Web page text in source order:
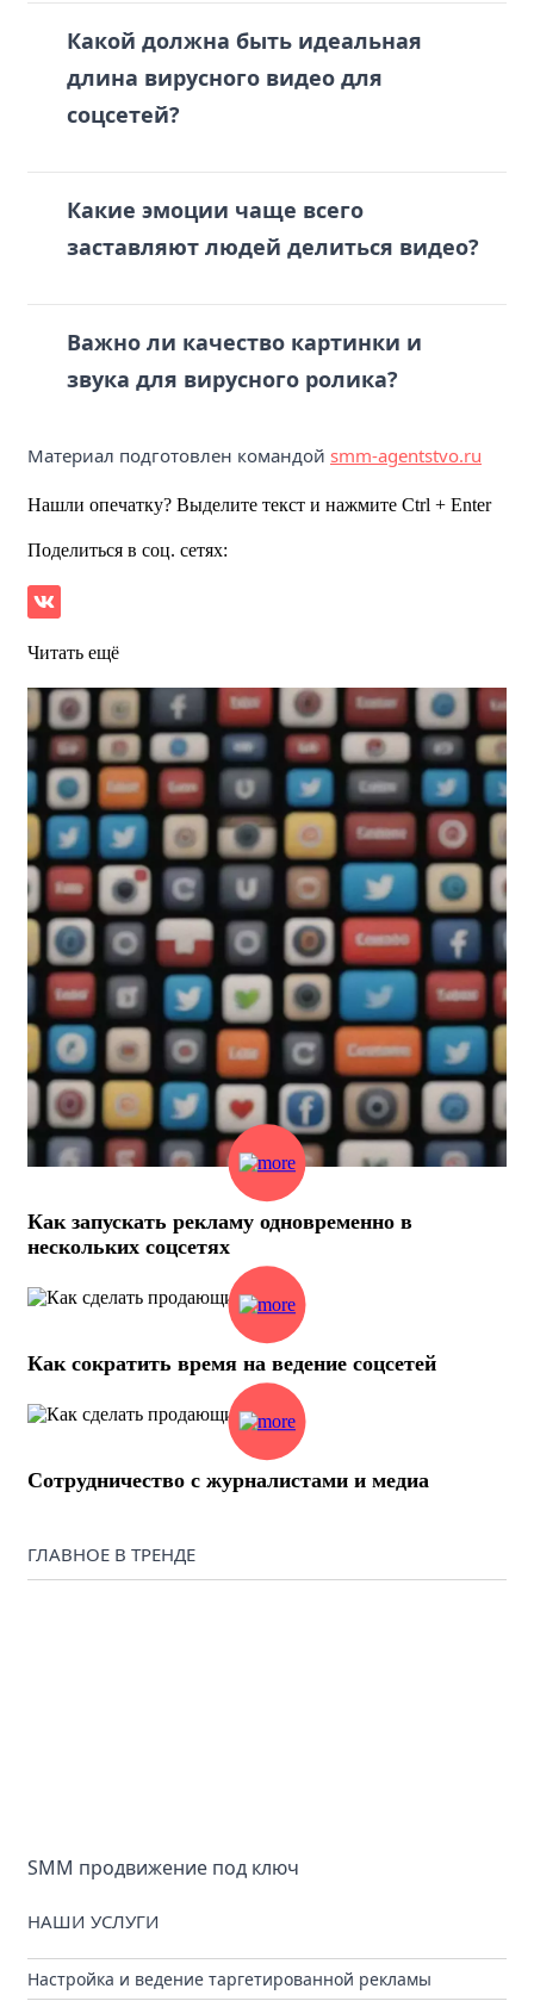
Какой должна быть идеальная
длина вирусного видео для
соцсетей?
Какие эмоции чаще всего
заставляют людей делиться видео?
Важно ли качество картинки и
звука для вирусного ролика?
Материал подготовлен командой smm-agentstvo.ru
Нашли опечатку? Выделите текст и нажмите Ctrl + Enter
Поделиться в соц. сетях:
Читать ещё
Как запускать рекламу одновременно в
нескольких соцсетях
Как сократить время на ведение соцсетей
Сотрудничество с журналистами и медиа
ГЛАВНОЕ В ТРЕНДЕ
SMM продвижение под ключ
НАШИ УСЛУГИ
Настройка и ведение таргетированной рекламы